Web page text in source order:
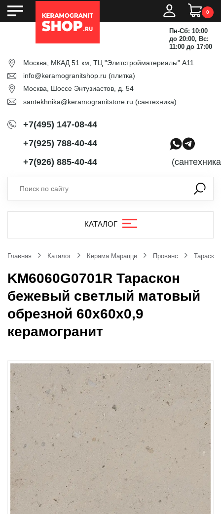
0
Пн-Сб: 10:00
до 20:00, Вс:
11:00 до 17:00
Москва, МКАД 51 км, ТЦ "Элитстройматериалы" А11
info@keramogranitshop.ru (плитка)
Москва, Шоссе Энтузиастов, д. 54
santekhnika@keramogranitstore.ru (сантехника)
+7(495) 147-08-44
+7(925) 788-40-44
+7(926) 885-40-44
КАТАЛОГ
Главная Каталог Керама Марацци Прованс Тараскон
KM6060G0701R Тараскон
бежевый светлый матовый
обрезной 60x60x0,9
керамогранит